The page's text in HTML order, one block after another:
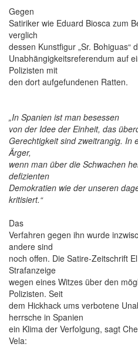
Gegen
Satiriker wie Eduard Biosca zum
verglich
dessen Kunstfigur „Sr. Bohiguas“
Unabhängigkeitsreferendum auf
Polizisten mit
den dort aufgefundenen Ratten.
„In Spanien ist man besessen
von der Idee der Einheit, das
Gerechtigkeit sind zweitrangig. In
Ärger,
wenn man über die Schwachen
defizienten
Demokratien wie der unseren
kritisiert.“
Das
Verfahren gegen ihn wurde
andere sind
noch offen. Die Satire-Zeitschrift
Strafanzeige
wegen eines Witzes über den
Polizisten. Seit
dem Hickhack ums verbotene
herrsche in Spanien
ein Klima der Verfolgung, sagt
Vela: